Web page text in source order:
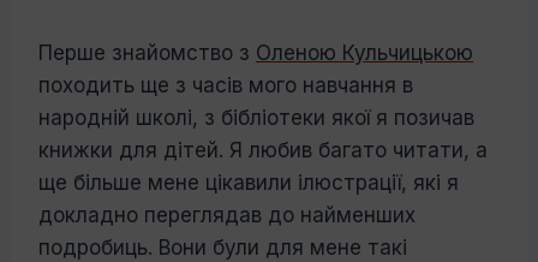
Перше знайомство з Оленою Кульчицькою
походить ще з часів мого на­вчання в
народній школі, з бібліотеки якої я позичав
книжки для дітей. Я лю­бив багато читати, а
ще більше мене ціка­вили ілюстрації, які я
докладно переглядав до найменших
подробиць. Вони були для мене такі